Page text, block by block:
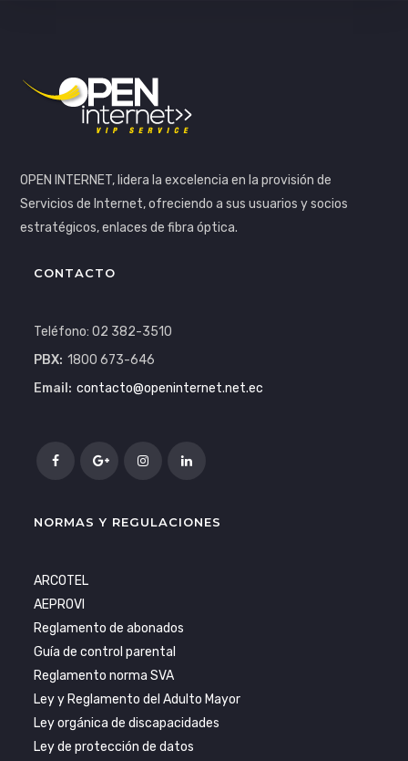
OPEN INTERNET, lidera la excelencia en la provisión de
Servicios de Internet, ofreciendo a sus usuarios y socios
estratégicos, enlaces de fibra óptica.
CONTACTO
Teléfono: 02 382-3510
PBX: 1800 673-646
Email: contacto@openinternet.net.ec
NORMAS Y REGULACIONES
ARCOTEL
AEPROVI
Reglamento de abonados
Guía de control parental
Reglamento norma SVA
Ley y Reglamento del Adulto Mayor
Ley orgánica de discapacidades
Ley de protección de datos